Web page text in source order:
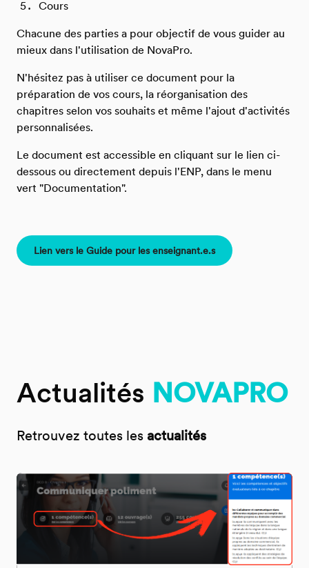
Cours
Chacune des parties a pour objectif de vous guider au
mieux dans l'utilisation de NovaPro.
N'hésitez pas à utiliser ce document pour la
préparation de vos cours, la réorganisation des
chapitres selon vos souhaits et même l'ajout d'activités
personnalisées.
Le document est accessible en cliquant sur le lien ci-
dessous ou directement depuis l'ENP, dans le menu
vert "Documentation".
Lien vers le Guide pour les enseignant.e.s
Actualités NOVAPRO
Retrouvez toutes les actualités